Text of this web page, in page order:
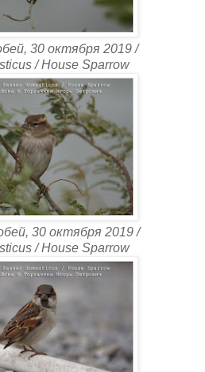
30 октября 2019 /
/ House Sparrow
30 октября 2019 /
/ House Sparrow